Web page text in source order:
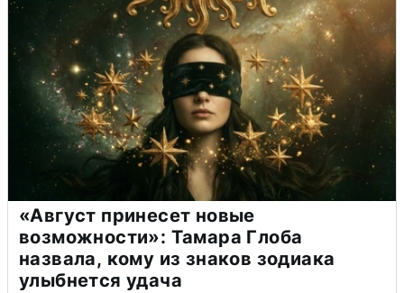
«Август принесет новые
возможности»: Тамара Глоба
назвала, кому из знаков зодиака
улыбнется удача